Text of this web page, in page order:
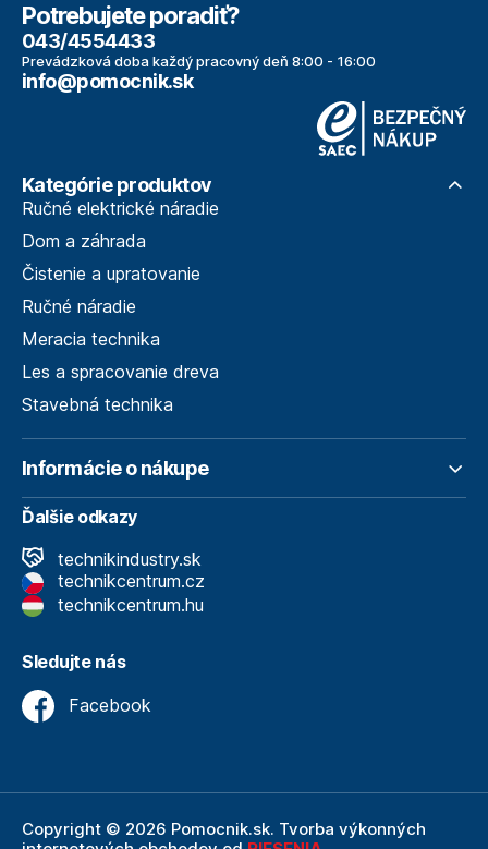
Potrebujete poradiť?
043/4554433
Prevádzková doba každý pracovný deň 8:00 - 16:00
info@pomocnik.sk
Kategórie produktov
Ručné elektrické náradie
Dom a záhrada
Čistenie a upratovanie
Ručné náradie
Meracia technika
Les a spracovanie dreva
Stavebná technika
Informácie o nákupe
Ďalšie odkazy
technikindustry.sk
technikcentrum.cz
technikcentrum.hu
Sledujte nás
Facebook
Copyright © 2026 Pomocnik.sk. Tvorba výkonných